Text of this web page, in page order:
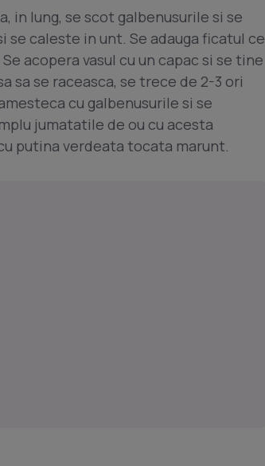
in lung, se scot galbenusurile si se
caleste in unt. Se adauga ficatul ce
acopera vasul cu un capac si se tine
sa se raceasca, se trece de 2-3 ori
cu galbenusurile si se
jumatatile de ou cu acesta
putina verdeata tocata marunt.